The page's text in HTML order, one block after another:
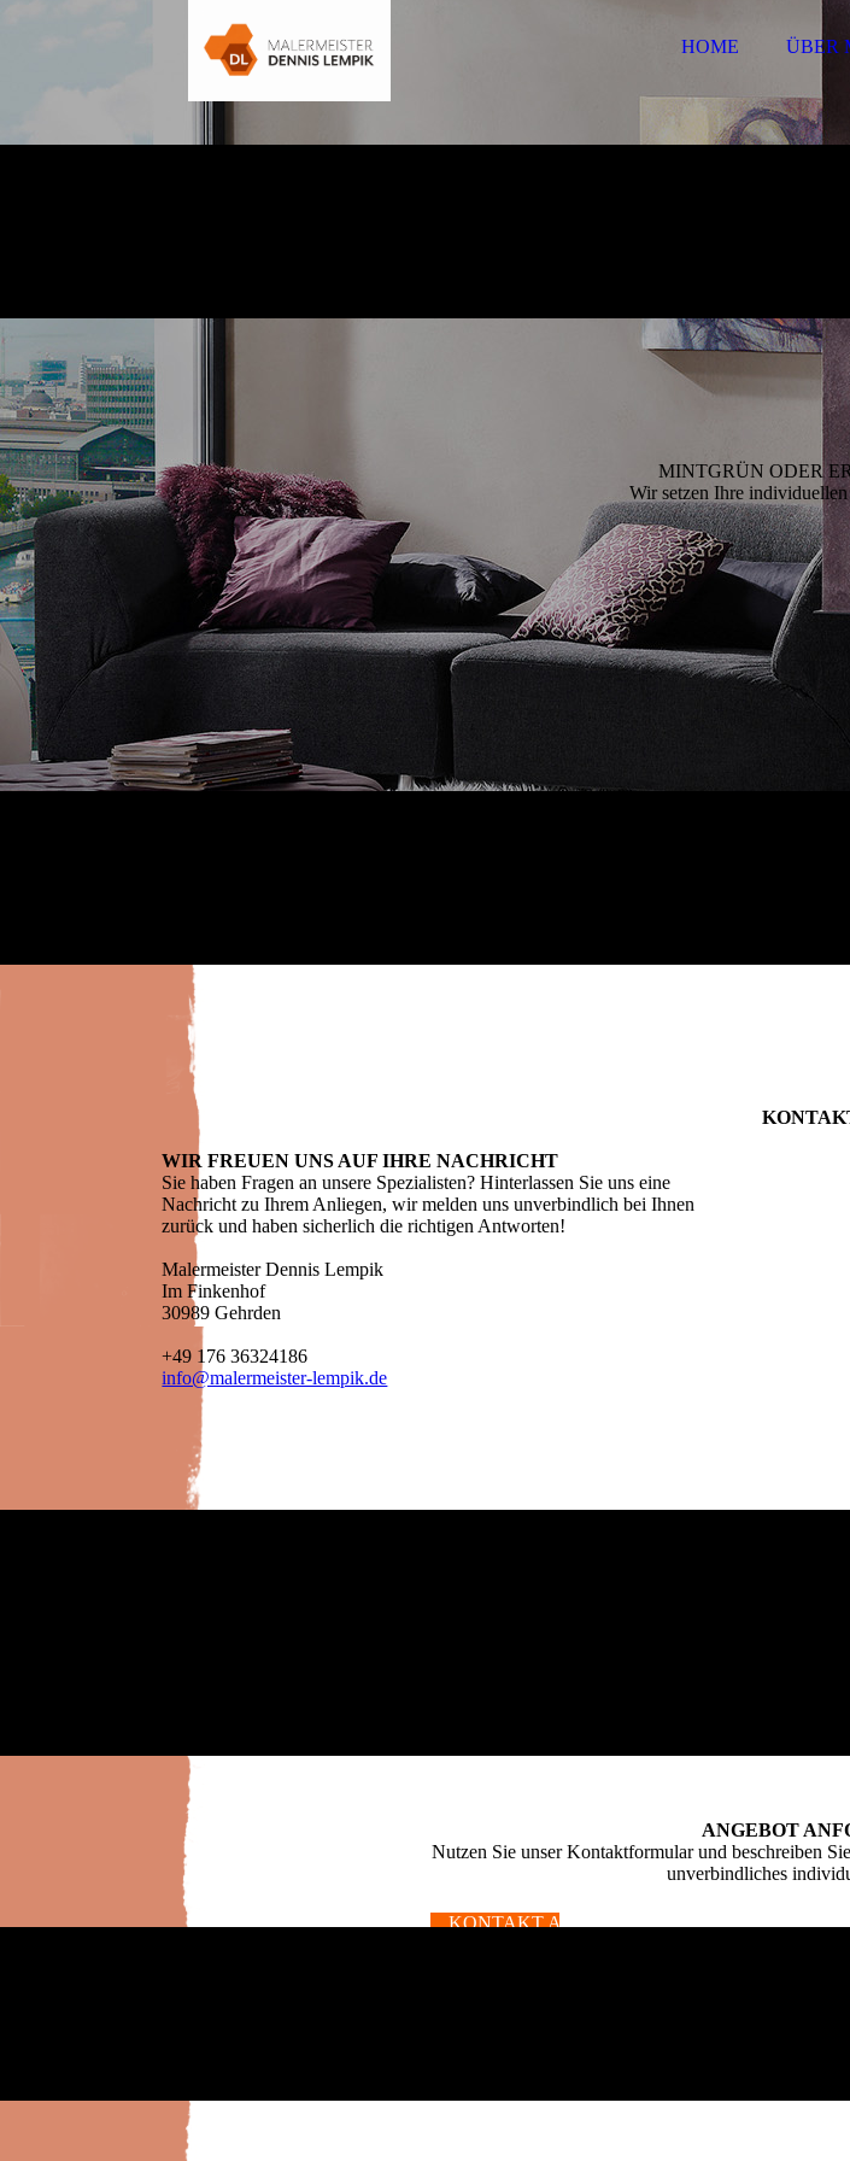
HOME ÜBER
MINTGRÜN ODER
Wir setzen Ihre
WIR FREUEN UNS AUF IHRE NACHRICHT
Sie haben Fragen an unsere Spezialisten? Hinterlassen Sie uns eine
Nachricht zu Ihrem Anliegen, wir melden uns unverbindlich bei Ihnen
zurück und haben sicherlich die richtigen Antworten!
Malermeister Dennis Lempik
Im Finkenhof
30989 Gehrden
+49 176 36324186
info@malermeister-lempik.de
ANGEBOT
Nutzen Sie unser Kontaktformular und beschreiben
unverbindliches
KONTAKT AUFNEHMEN